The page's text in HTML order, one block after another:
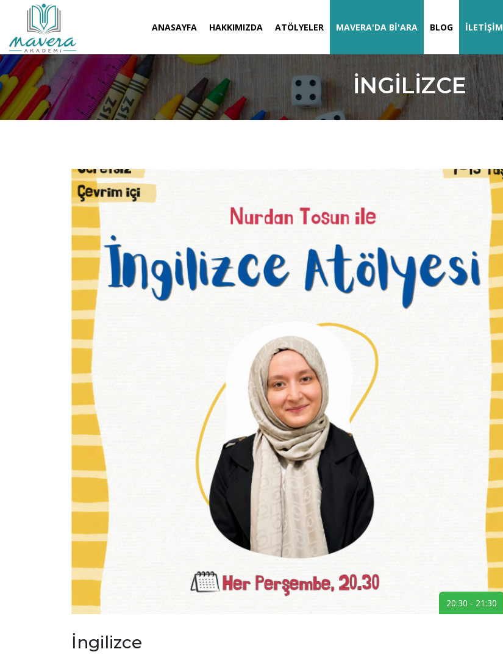
ANASAYFA HAKKIMIZDA ATÖLYELER MAVERA'DA BI'ARA BLOG İLETIŞIM
İNGILIZCE
20:30 - 21:30
İngilizce